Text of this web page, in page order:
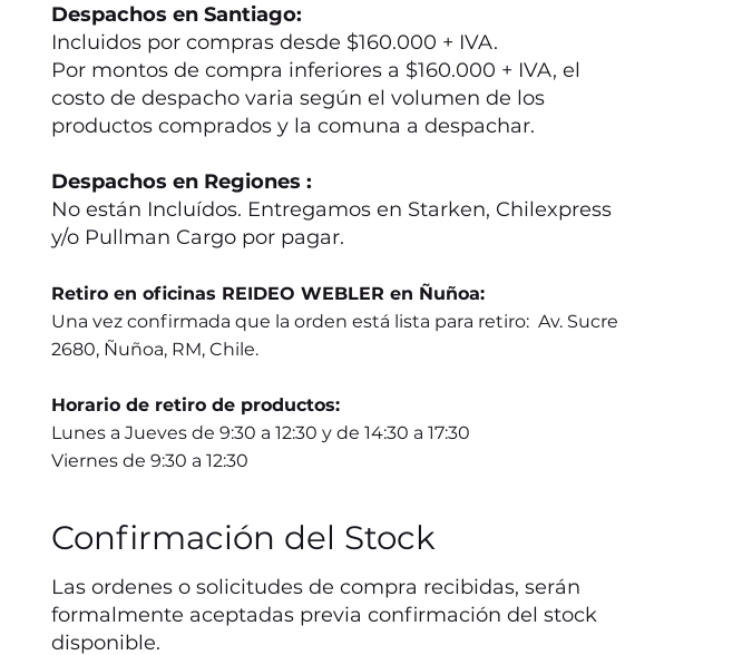
Despachos en Santiago:
Incluidos por compras desde $160.000 + IVA.
Por montos de compra inferiores a $160.000 + IVA, el
costo de despacho varia según el volumen de los
productos comprados y la comuna a despachar.
Despachos en Regiones :
No están Incluídos. Entregamos en Starken, Chilexpress
y/o Pullman Cargo por pagar.
Retiro en oficinas REIDEO WEBLER en Ñuñoa:
Una vez confirmada que la orden está lista para retiro: Av. Sucre
2680, Ñuñoa, RM, Chile.
Horario de retiro de productos:
Lunes a Jueves de 9:30 a 12:30 y de 14:30 a 17:30
Viernes de 9:30 a 12:30
Confirmación del Stock
Las ordenes o solicitudes de compra recibidas, serán
formalmente aceptadas previa confirmación del stock
disponible.